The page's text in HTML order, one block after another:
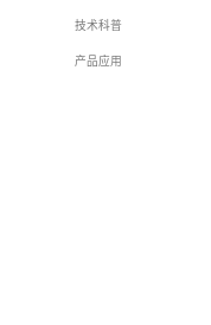
技术科普
产品应用